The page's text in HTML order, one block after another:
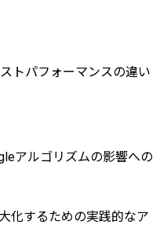
トパフォーマンスの違い
アルゴリズムの影響への
化するための実践的なア